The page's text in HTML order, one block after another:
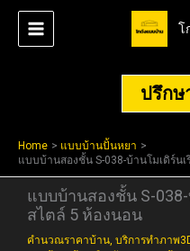
Skip
content
โ
ปรึกษ
Home
แบบบ้านปั้นหยา
แบบบ้านสองชั้น S-038-บ้านโมเดิร์น
แบบบ้านสองชั้น S-
สไตล์ 5 ห้องนอน
คำนวณราคาบ้าน, บริการทำภาพ